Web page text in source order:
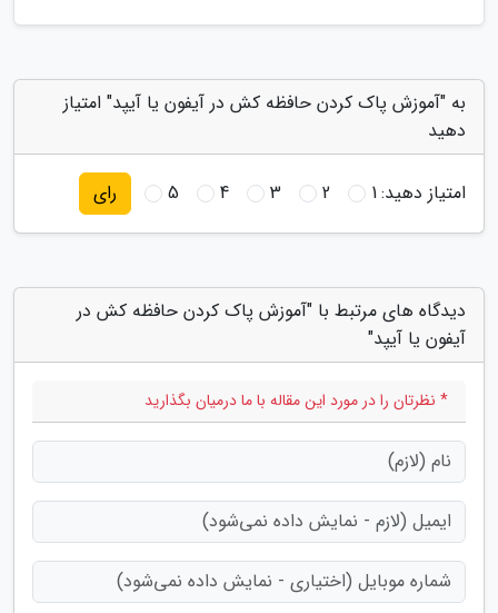
به "آموزش پاک کردن حافظه کش در آیفون یا آیپد" امتیاز
دهید
امتیاز دهید:1
2
3
4
5 رای
دیدگاه های مرتبط با "آموزش پاک کردن حافظه کش در
آیفون یا آیپد"
* نظرتان را در مورد این مقاله با ما درمیان بگذارید